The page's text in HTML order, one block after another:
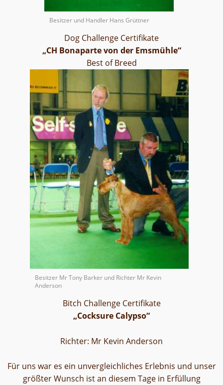
Besitzer und Handler Hans Grüttner
Dog Challenge Certifikate
„CH Bonaparte von der Emsmühle“
Best of Breed
Besitzer Mr Tony Barker und Richter Mr Kevin
Anderson
Bitch Challenge Certifikate
„Cocksure Calypso“
Richter: Mr Kevin Anderson
Für uns war es ein unvergleichliches Erlebnis und unser
größter Wunsch ist an diesem Tage in Erfüllung